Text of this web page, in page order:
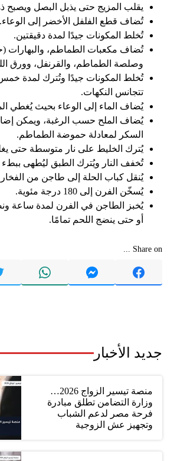
يقلب المزيج حتى يذبل البصل ويصبح
تُضاف قطع الفلفل الأخضر إلى الوعاء.
تُخلط المكونات جيدًا لمدة دقيقتين.
تُضاف مكعبات الطماطم، والبهارات
وصلصة الطماطم، والقرنفل، وورق
تُخلط المكونات جيدًا وتُترك لمدة
تتجانس النكهات.
يُضاف الماء إلى الوعاء بحيث يُغطي
يُضاف الملح حسب الرغبة، ويمكن
السكر لمعادلة حموضة الطماطم.
يُترك الخليط على نار متوسطة حتى
تُخفف النار ويُترك الطبق ليُطهى
يُنقل كباب الحلة إلى طاجن من
يُسخّن الفرن إلى 180 درجة مئوية.
يُخبز الطاجن في الفرن لمدة ساعة
أو حتى ينضج اللحم تمامًا.
Share on ...
جديد الأخبار
منصة تيسير الزواج 2026…
وزارة التضامن تطلق مبادرة
فرحة مصر لدعم الشباب
وتجهيز عش الزوجية